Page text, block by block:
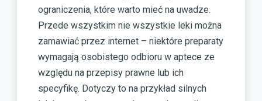
ograniczenia, które warto mieć na uwadze.
Przede wszystkim nie wszystkie leki można
zamawiać przez internet – niektóre preparaty
wymagają osobistego odbioru w aptece ze
względu na przepisy prawne lub ich
specyfikę. Dotyczy to na przykład silnych